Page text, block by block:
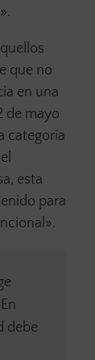
que no
en una
de mayo
categoría
esta
para
debe